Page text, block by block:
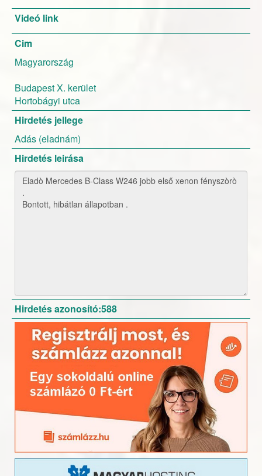
Videó link
Cim
Magyarország
Budapest X. kerület
Hortobágyi utca
Hirdetés jellege
Adás (eladnám)
Hirdetés leirása
Hirdetés azonosító:588